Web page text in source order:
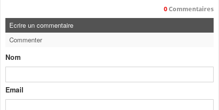
0 Commentaires
Ecrire un commentaire
Commenter
Nom
Email